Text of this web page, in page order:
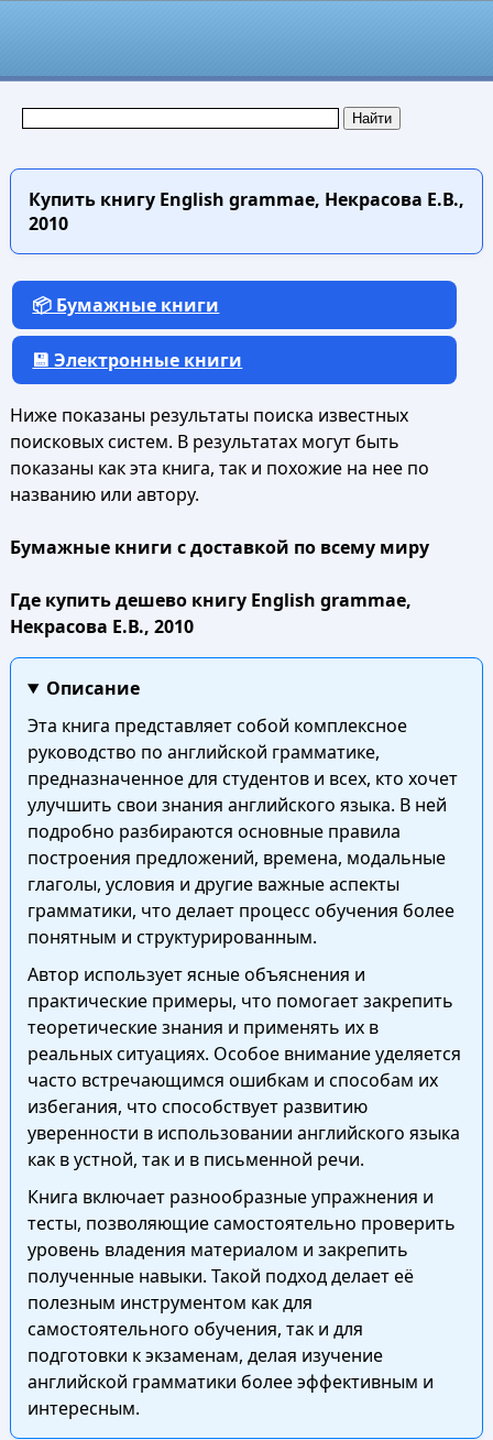
Купить книгуEnglish grammae, Некрасова Е.В.,
2010
📦 Бумажные книги
💾 Электронные книги
Ниже показаны результаты поиска известных
поисковых систем. В результатах могут быть
показаны как эта книга, так и похожие на нее по
названию или автору.
Бумажные книги с доставкой по всему миру
Где купить дешево книгу English grammae,
Некрасова Е.В., 2010
Описание
Эта книга представляет собой комплексное
руководство по английской грамматике,
предназначенное для студентов и всех, кто хочет
улучшить свои знания английского языка. В ней
подробно разбираются основные правила
построения предложений, времена, модальные
глаголы, условия и другие важные аспекты
грамматики, что делает процесс обучения более
понятным и структурированным.
Автор использует ясные объяснения и
практические примеры, что помогает закрепить
теоретические знания и применять их в
реальных ситуациях. Особое внимание уделяется
часто встречающимся ошибкам и способам их
избегания, что способствует развитию
уверенности в использовании английского языка
как в устной, так и в письменной речи.
Книга включает разнообразные упражнения и
тесты, позволяющие самостоятельно проверить
уровень владения материалом и закрепить
полученные навыки. Такой подход делает её
полезным инструментом как для
самостоятельного обучения, так и для
подготовки к экзаменам, делая изучение
английской грамматики более эффективным и
интересным.